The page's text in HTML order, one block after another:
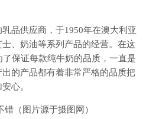
品供应商，于1950年在澳大利亚
、奶油等系列产品的经营。在这
保证每款纯牛奶的品质，一直是
的产品都有着非常严格的品质把
心。
（图片源于摄图网）